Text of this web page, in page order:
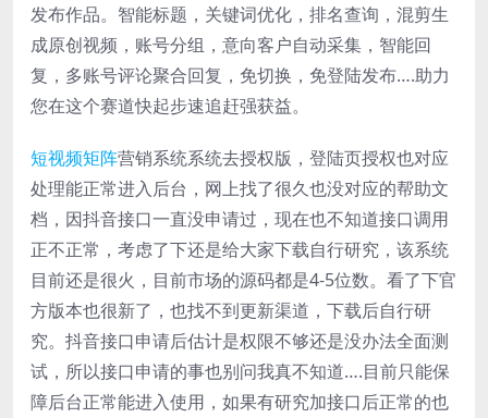
发布作品。智能标题，关键词优化，排名查询，混剪生
成原创视频，账号分组，意向客户自动采集，智能回
复，多账号评论聚合回复，免切换，免登陆发布….助力
您在这个赛道快起步速追赶强获益。
短视频矩阵营销系统系统去授权版，登陆页授权也对应
处理能正常进入后台，网上找了很久也没对应的帮助文
档，因抖音接口一直没申请过，现在也不知道接口调用
正不正常，考虑了下还是给大家下载自行研究，该系统
目前还是很火，目前市场的源码都是4-5位数。看了下官
方版本也很新了，也找不到更新渠道，下载后自行研
究。抖音接口申请后估计是权限不够还是没办法全面测
试，所以接口申请的事也别问我真不知道….目前只能保
障后台正常能进入使用，如果有研究加接口后正常的也